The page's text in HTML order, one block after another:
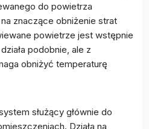
do powietrza
znaczące obniżenie strat
powietrze jest wstępnie
podobnie, ale z
obniżyć temperaturę
służący głównie do
Działa na